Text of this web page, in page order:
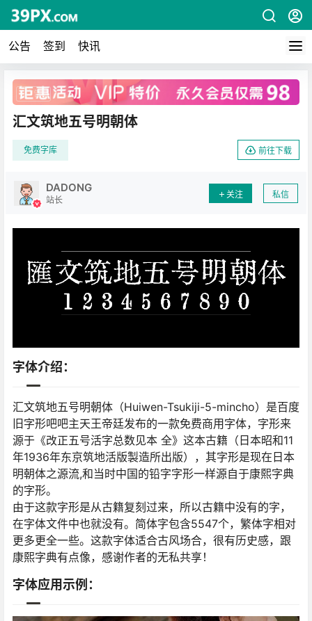
公告 签到 快讯
广告
汇文筑地五号明朝体
免费字库 前往下载
DADONG
站长
关注 私信
字体介绍：
汇文筑地五号明朝体（Huiwen-Tsukiji-5-mincho）是百度
旧字形吧吧主天王帝廷发布的一款免费商用字体，字形来
源于《改正五号活字总数见本 全》这本古籍（日本昭和11
年1936年东京筑地活版製造所出版），其字形是现在日本
明朝体之源流,和当时中国的铅字字形一样源自于康熙字典
的字形。
由于这款字形是从古籍复刻过来，所以古籍中没有的字，
在字体文件中也就没有。简体字包含5547个，繁体字相对
更多更全一些。这款字体适合古风场合，很有历史感，跟
康熙字典有点像，感谢作者的无私共享！
字体应用示例：